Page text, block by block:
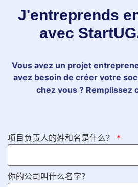
J'entreprends
avec
Vous avez un projet
avez besoin de créer votre
chez vous ? Remplissez
项目负责人的姓和名是什么？ *
你的公司叫什么名字？